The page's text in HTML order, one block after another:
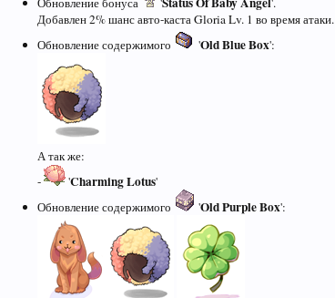
Добавлен 2% шанс авто-каста Gloria Lv. 1 во время атаки.
Обновление содержимого
'Old Blue Box':
А так же:
-
'Charming Lotus'
Обновление содержимого
'Old Purple Box':